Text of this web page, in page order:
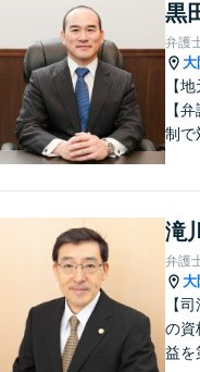
黒
弁護
大
【
【
制で
駅前
士
所
滝
弁護
大
【
の資
益を